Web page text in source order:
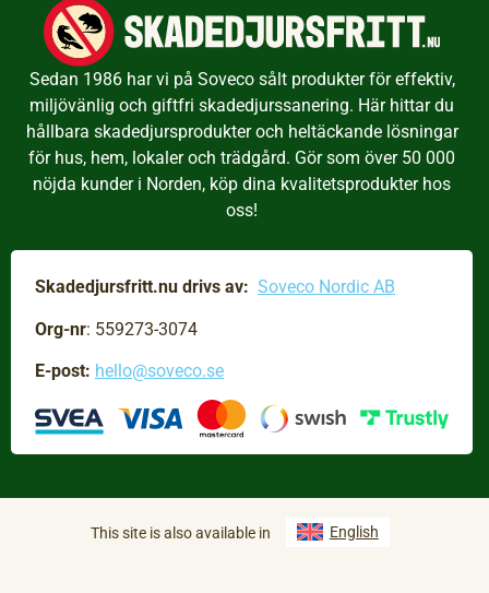
Sedan 1986 har vi på Soveco sålt produkter för effektiv,
miljövänlig och giftfri skadedjurssanering. Här hittar du
hållbara skadedjursprodukter och heltäckande lösningar
för hus, hem, lokaler och trädgård. Gör som över 50 000
nöjda kunder i Norden, köp dina kvalitetsprodukter hos
oss!
Skadedjursfritt.nu drivs av: Soveco Nordic AB
Org-nr: 559273-3074
E-post: hello@soveco.se
This site is also available in English